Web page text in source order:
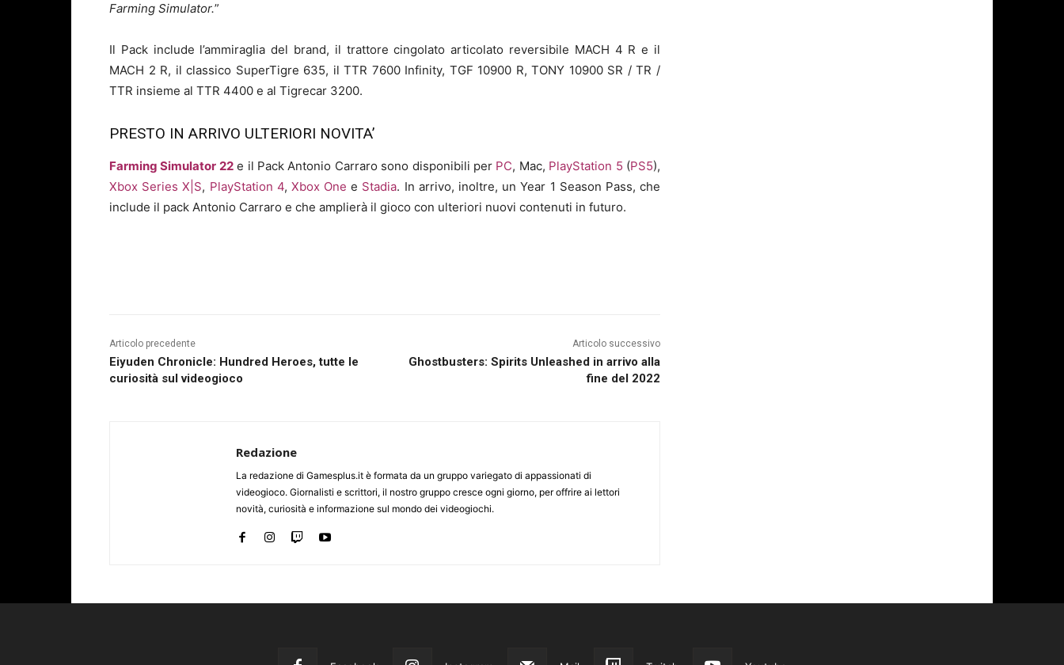
Farming Simulator.”
Il Pack include l’ammiraglia del brand, il trattore cingolato articolato reversibile MACH 4 R e il
MACH 2 R, il classico SuperTigre 635, il TTR 7600 Infinity, TGF 10900 R, TONY 10900 SR / TR /
TTR insieme al TTR 4400 e al Tigrecar 3200.
PRESTO IN ARRIVO ULTERIORI NOVITA’
Farming Simulator 22e il Pack Antonio Carraro sono disponibili per PC, Mac, PlayStation 5 (PS5),
Xbox Series X|S, PlayStation 4, Xbox One e Stadia. In arrivo, inoltre, un Year 1 Season Pass, che
include il pack Antonio Carraro e che amplierà il gioco con ulteriori nuovi contenuti in futuro.
Articolo precedente
Eiyuden Chronicle: Hundred Heroes, tutte le
curiosità sul videogioco
Articolo successivo
Ghostbusters: Spirits Unleashed in arrivo alla
fine del 2022
Redazione
La redazione di Gamesplus.it è formata da un gruppo variegato di appassionati di
videogioco. Giornalisti e scrittori, il nostro gruppo cresce ogni giorno, per offrire ai lettori
novità, curiosità e informazione sul mondo dei videogiochi.